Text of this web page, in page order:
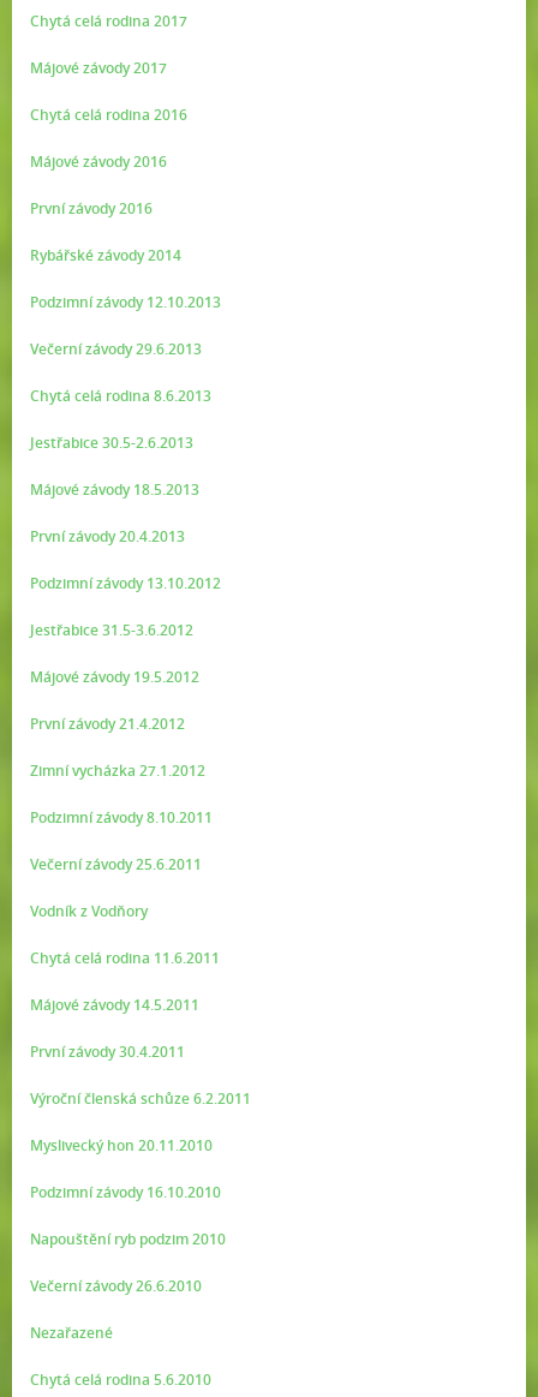
Chytá celá rodina 2017
Májové závody 2017
Chytá celá rodina 2016
Májové závody 2016
První závody 2016
Rybářské závody 2014
Podzimní závody 12.10.2013
Večerní závody 29.6.2013
Chytá celá rodina 8.6.2013
Jestřabice 30.5-2.6.2013
Májové závody 18.5.2013
První závody 20.4.2013
Podzimní závody 13.10.2012
Jestřabice 31.5-3.6.2012
Májové závody 19.5.2012
První závody 21.4.2012
Zimní vycházka 27.1.2012
Podzimní závody 8.10.2011
Večerní závody 25.6.2011
Vodník z Vodňory
Chytá celá rodina 11.6.2011
Májové závody 14.5.2011
První závody 30.4.2011
Výroční členská schůze 6.2.2011
Myslivecký hon 20.11.2010
Podzimní závody 16.10.2010
Napouštění ryb podzim 2010
Večerní závody 26.6.2010
Nezařazené
Chytá celá rodina 5.6.2010